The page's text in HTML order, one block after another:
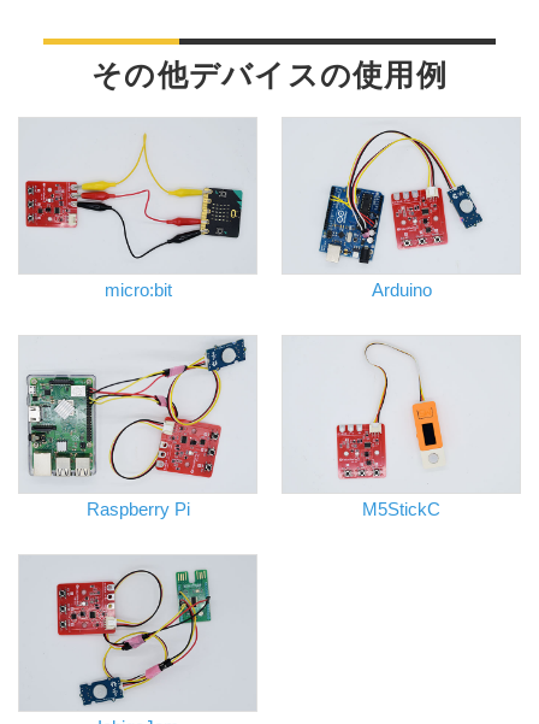
その他デバイスの使用例
micro:bit Arduino
Raspberry Pi M5StickC